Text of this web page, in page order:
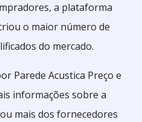
a plataforma
o maior número de
do mercado.
Parede Acustica Preço e
informações sobre a
mais dos fornecedores